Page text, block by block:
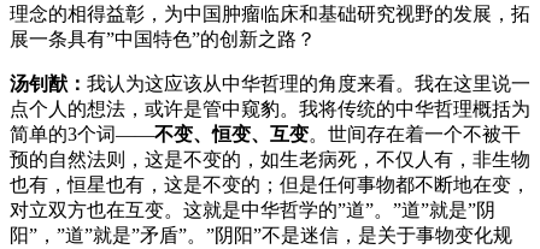
理念的相得益彰，为中国肿瘤临床和基础研究视野的发展，拓
展一条具有”中国特色”的创新之路？
汤钊猷： 我认为这应该从中华哲理的角度来看。我在这里说一
点个人的想法，或许是管中窥豹。我将传统的中华哲理概括为
简单的3个词——不变、恒变、互变。世间存在着一个不被干
预的自然法则，这是不变的，如生老病死，不仅人有，非生物
也有，恒星也有，这是不变的；但是任何事物都不断地在变，
对立双方也在互变。这就是中华哲学的”道”。”道”就是”阴
阳”，”道”就是”矛盾”。”阴阳”不是迷信，是关于事物变化规